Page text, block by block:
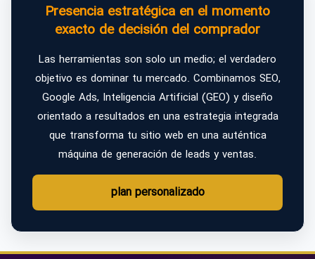
Presencia estratégica en el momento
exacto de decisión del comprador
Las herramientas son solo un medio; el verdadero
objetivo es dominar tu mercado. Combinamos SEO,
Google Ads, Inteligencia Artificial (GEO) y diseño
orientado a resultados en una estrategia integrada
que transforma tu sitio web en una auténtica
máquina de generación de leads y ventas.
plan personalizado